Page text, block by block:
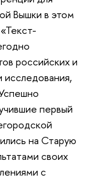
Вышки в этом
российских и
исследования,
первый
на Старую
своих
с